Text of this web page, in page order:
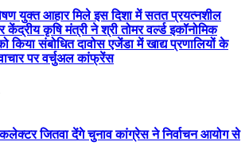
युक्त आहार मिले इस दिशा में सतत प्रयत्नशील
केंद्रीय कृषि मंत्री ने श्री तोमर वर्ल्ड इकॉनोमिक
किया संबोधित दावोस एजेंडा में खाद्य प्रणालियों के
पर वर्चुअल कांफ्रेंस
जितवा देंगे चुनाव कांग्रेस ने निर्वाचन आयोग से